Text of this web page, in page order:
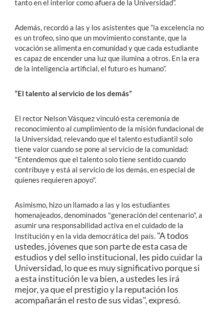
tanto en el interior como afuera de la Universidad”.
Además, recordó a las y los asistentes que “la excelencia no
es un trofeo, sino que un movimiento constante, que la
vocación se alimenta en comunidad y que cada estudiante
es capaz de encender una luz que ilumina a otros. En la era
de la inteligencia artificial, el futuro es humano”.
“El talento al servicio de los demás”
El rector Nelson Vásquez vinculó esta ceremonia de
reconocimiento al cumplimiento de la misión fundacional de
la Universidad, relevando que el talento estudiantil solo
tiene valor cuando se pone al servicio de la comunidad:
"Entendemos que el talento solo tiene sentido cuando
contribuye y está al servicio de los demás, en especial de
quienes requieren apoyo".
Asimismo, hizo un llamado a las y los estudiantes
homenajeados, denominados "generación del centenario", a
asumir una responsabilidad activa en el cuidado de la
Institución y en la vida democrática del país. "A todos
ustedes, jóvenes que son parte de esta casa de
estudios y del sello institucional, les pido cuidar la
Universidad, lo que es muy significativo porque si
a esta institución le va bien, a ustedes les irá
mejor, ya que el prestigio y la reputación los
acompañarán el resto de sus vidas", expresó.